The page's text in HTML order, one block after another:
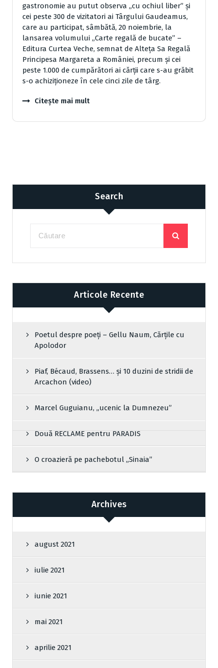
gastronomie au putut observa „cu ochiul liber” şi
cei peste 300 de vizitatori ai Târgului Gaudeamus,
care au participat, sâmbătă, 20 noiembrie, la
lansarea volumului „Carte regală de bucate” –
Editura Curtea Veche, semnat de Alteţa Sa Regală
Principesa Margareta a României, precum şi cei
peste 1.000 de cumpărători ai cărţii care s-au grăbit
s-o achiziţioneze în cele cinci zile de târg.
Citește mai mult
Search
Articole Recente
Poetul despre poeți – Gellu Naum, Cărțile cu
Apolodor
Piaf, Bécaud, Brassens… și 10 duzini de stridii de
Arcachon (video)
Marcel Guguianu, „ucenic la Dumnezeu”
Două RECLAME pentru PARADIS
O croazieră pe pachebotul „Sinaia”
Archives
august 2021
iulie 2021
iunie 2021
mai 2021
aprilie 2021